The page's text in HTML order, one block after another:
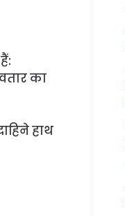
का
हाथ